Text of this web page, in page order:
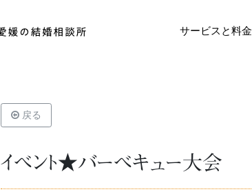
サービスと料金
戻る
イベント★バーベキュー大会